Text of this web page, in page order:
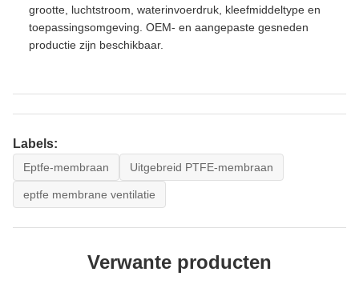
grootte, luchtstroom, waterinvoerdruk, kleefmiddeltype en
toepassingsomgeving. OEM- en aangepaste gesneden
productie zijn beschikbaar.
Labels:
Eptfe-membraan Uitgebreid PTFE-membraan
eptfe membrane ventilatie
Verwante producten